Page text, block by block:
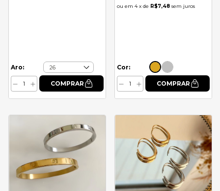
Aro:
4 x de R$7,48 sem juros
Cor: